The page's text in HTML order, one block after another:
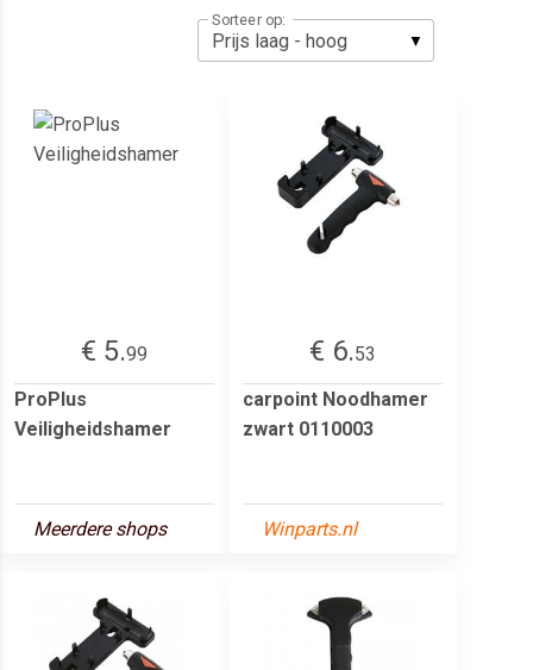
Sorteer op:
€ 5.99
ProPlus
Veiligheidshamer
Meerdere shops
€ 6.53
carpoint Noodhamer
zwart 0110003
Winparts.nl